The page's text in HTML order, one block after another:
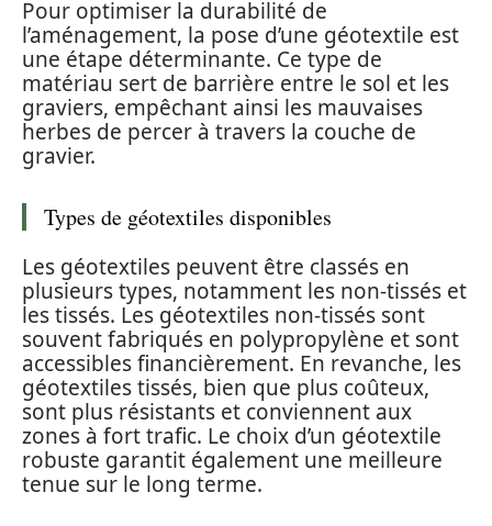
Pour optimiser la durabilité de
l’aménagement, la pose d’une géotextile est
une étape déterminante. Ce type de
matériau sert de barrière entre le sol et les
graviers, empêchant ainsi les mauvaises
herbes de percer à travers la couche de
gravier.
Types de géotextiles disponibles
Les géotextiles peuvent être classés en
plusieurs types, notamment les non-tissés et
les tissés. Les géotextiles non-tissés sont
souvent fabriqués en polypropylène et sont
accessibles financièrement. En revanche, les
géotextiles tissés, bien que plus coûteux,
sont plus résistants et conviennent aux
zones à fort trafic. Le choix d’un géotextile
robuste garantit également une meilleure
tenue sur le long terme.